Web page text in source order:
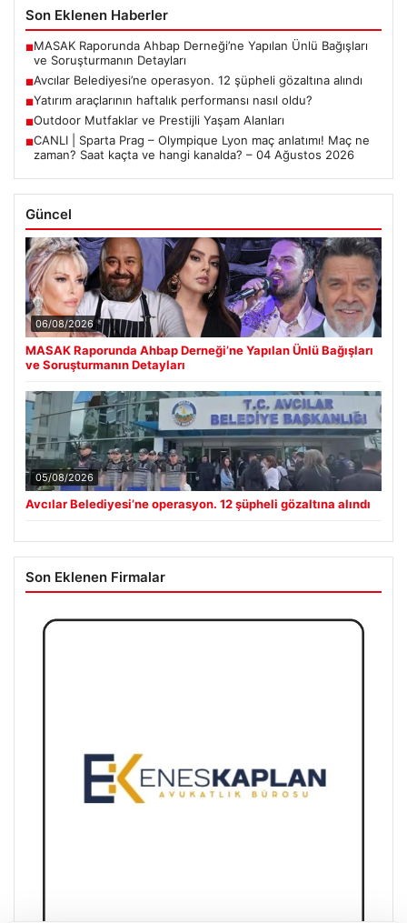
Son Eklenen Haberler
■MASAK Raporunda Ahbap Derneği’ne Yapılan Ünlü Bağışları
ve Soruşturmanın Detayları
■Avcılar Belediyesi’ne operasyon. 12 şüpheli gözaltına alındı
■Yatırım araçlarının haftalık performansı nasıl oldu?
■Outdoor Mutfaklar ve Prestijli Yaşam Alanları
■CANLI | Sparta Prag – Olympique Lyon maç anlatımı! Maç ne
zaman? Saat kaçta ve hangi kanalda? – 04 Ağustos 2026
Güncel
06/08/2026
MASAK Raporunda Ahbap Derneği’ne Yapılan Ünlü Bağışları
ve Soruşturmanın Detayları
05/08/2026
Avcılar Belediyesi’ne operasyon. 12 şüpheli gözaltına alındı
Son Eklenen Firmalar